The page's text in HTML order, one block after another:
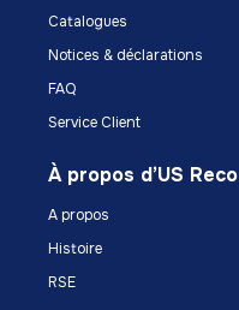
Catalogues
Notices & déclarations
FAQ
Service Client
À propos d’US Reco
A propos
Histoire
RSE